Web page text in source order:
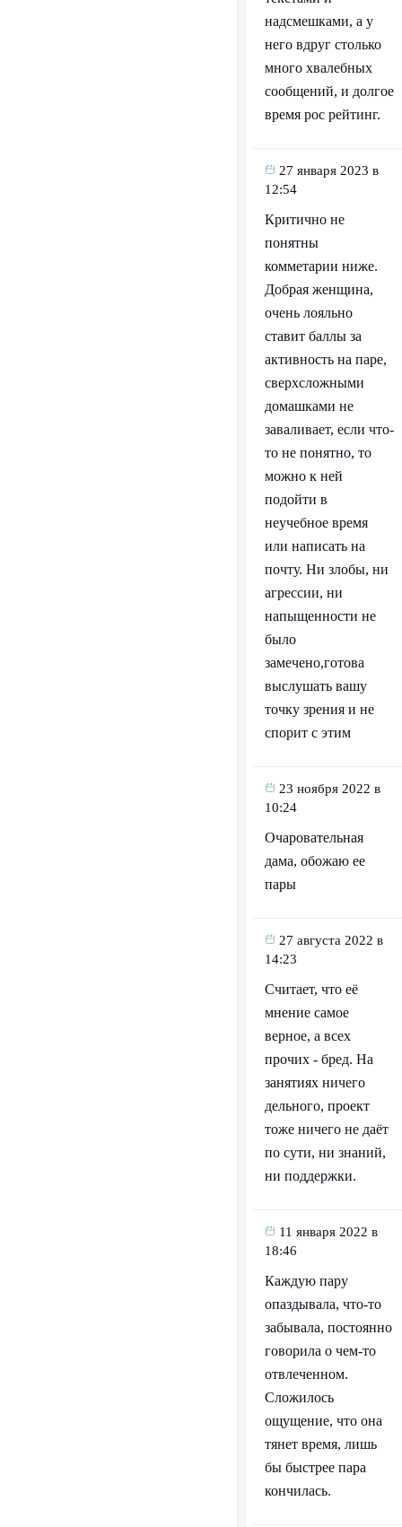
надсмешками, а у
него вдруг столько
много хвалебных
сообщений, и долгое
время рос рейтинг.
27 января 2023 в
12:54
Критично не
понятны
комметарии ниже.
Добрая женщина,
очень лояльно
ставит баллы за
активность на паре,
сверхсложными
домашками не
заваливает, если что-
то не понятно, то
можно к ней
подойти в
неучебное время
или написать на
почту. Ни злобы, ни
агрессии, ни
напыщенности не
было
замечено,готова
выслушать вашу
точку зрения и не
спорит с этим
23 ноября 2022 в
10:24
Очаровательная
дама, обожаю ее
пары
27 августа 2022 в
14:23
Считает, что её
мнение самое
верное, а всех
прочих - бред. На
занятиях ничего
дельного, проект
тоже ничего не даёт
по сути, ни знаний,
ни поддержки.
11 января 2022 в
18:46
Каждую пару
опаздывала, что-то
забывала, постоянно
говорила о чем-то
отвлеченном.
Сложилось
ощущение, что она
тянет время, лишь
бы быстрее пара
кончилась.